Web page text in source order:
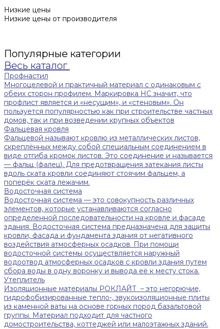
Низкие цены
Низкие цены от производителя
Популярные категории
Весь каталог
Профнастил
Многоцелевой и практичный материал с одинаковым с
обеих сторон профилем. Маркировка НС значит, что
профлист является и «несущим», и «стеновым». Он
пользуется популярностью как при строительстве частных
домов, так и при возведении крупных объектов
Фальцевая кровля
Фальцевой называют кровлю из металлических листов,
скреплённых между собой специальным соединением в
виде отгиба кромок листов. Это соединение и называется
— фальц (фалец). Для предотвращения затекания листы
вдоль ската кровли соединяют стоячим фальцем, а
поперёк ската лежачим.
Водосточная система
Водосточная система — это совокупность различных
элементов, которые устанавливаются согласно
определенной последовательности на кровле и фасаде
здания. Водосточная система предназначена для защиты
кровли, фасада и фундамента здания от негативного
воздействия атмосферных осадков. При помощи
водосточной системы осуществляется наружный
водоотвод атмосферных осадков с кровли здания путем
сбора воды в одну воронку и вывода её к месту стока.
Утеплитель
Изоляционные материалы РОКЛАЙТ – это негорючие,
гидрофобизированные тепло-, звукоизоляционные плиты
из каменной ваты на основе горных пород базальтовой
группы. Материал подходит для частного
домостроительства, коттеджей или малоэтажных зданий.